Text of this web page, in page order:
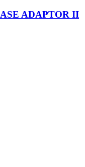
ADAPTOR II